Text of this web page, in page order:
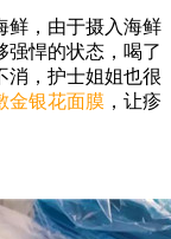
鲜，由于摄入海鲜
强悍的状态，喝了
消，护士姐姐也很
金银花面膜 ，让疹